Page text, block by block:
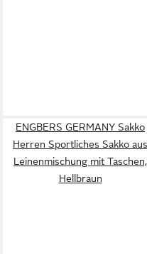
ENGBERS GERMANY Sakko
Herren Sportliches Sakko aus
Leinenmischung mit Taschen,
Hellbraun